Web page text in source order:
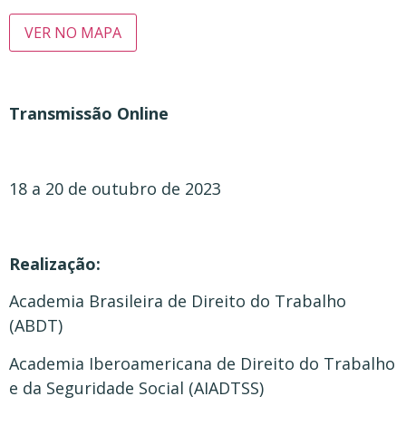
VER NO MAPA
Transmissão Online
18 a 20 de outubro de 2023
Realização:
Academia Brasileira de Direito do Trabalho
(ABDT)
Academia Iberoamericana de Direito do Trabalho
e da Seguridade Social (AIADTSS)